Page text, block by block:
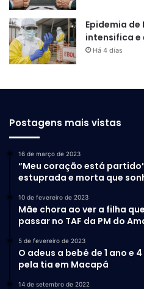
Epidemia de
intensifica e
Há 4 dias
Postagens mais vistas
16 de março de 2023
“Meu coração está
estuprada e morta que
10 de fevereiro de 2023
Mãe chora ao ver a filha
passar no TAF da PM do
5 de fevereiro de 2023
O adeus a bebê de 1 ano e
pela tia em Macapá
14 de setembro de 2022